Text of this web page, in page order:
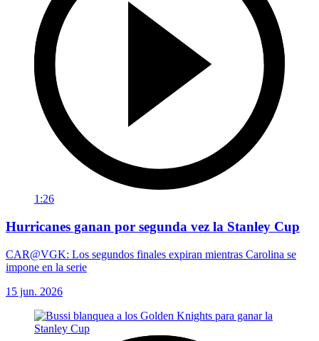
1:26
Hurricanes ganan por segunda vez la Stanley Cup
CAR@VGK: Los segundos finales expiran mientras Carolina se
impone en la serie
15 jun. 2026